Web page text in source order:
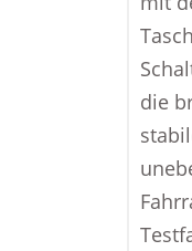
die